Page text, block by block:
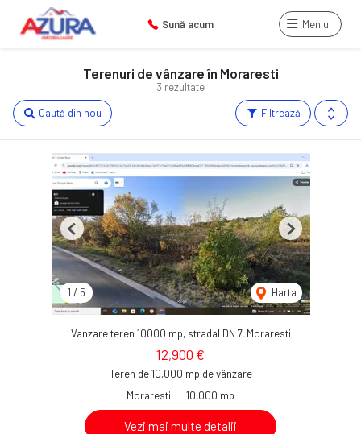
Sună acum Meniu
3 rezultate
Terenuri de vânzare în Moraresti
Filtrează
Caută din nou
1 / 5 Harta
Previous Next
Vanzare teren 10000 mp, stradal DN 7, Moraresti
12,900 €
Teren de 10,000 mp de vânzare
Moraresti
10,000 mp
Vezi mai multe detalii